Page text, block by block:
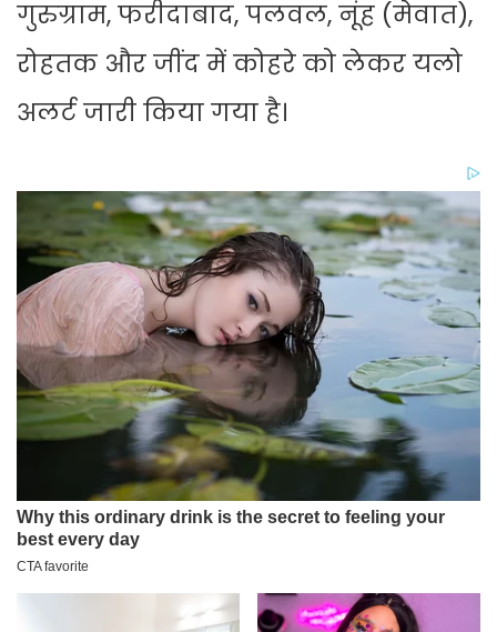
गुरुग्राम, फरीदाबाद, पलवल, नूंह (मेवात),
रोहतक और जींद में कोहरे को लेकर यलो
अलर्ट जारी किया गया है।